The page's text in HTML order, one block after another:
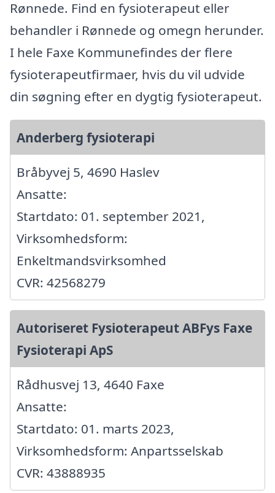
Rønnede. Find en fysioterapeut eller
behandler i Rønnede og omegn herunder.
I hele Faxe Kommunefindes der flere
fysioterapeutfirmaer, hvis du vil udvide
din søgning efter en dygtig fysioterapeut.
Anderberg fysioterapi
Bråbyvej 5, 4690 Haslev
Ansatte:
Startdato: 01. september 2021,
Virksomhedsform:
Enkeltmandsvirksomhed
CVR: 42568279
Autoriseret Fysioterapeut ABFys Faxe
Fysioterapi ApS
Rådhusvej 13, 4640 Faxe
Ansatte:
Startdato: 01. marts 2023,
Virksomhedsform: Anpartsselskab
CVR: 43888935